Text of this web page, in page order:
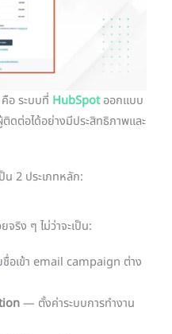
อ ระบบที่ HubSpotออกแบบ
ดต่อได้อย่างมีประสิทธิภาพและ
2 ประเภทหลัก:
ริง ๆ ไม่ว่าจะเป็น:
อเข้า email campaign ต่าง
— ตั้งค่าระบบการทำงาน